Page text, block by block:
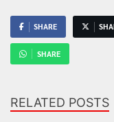
SHARE
SHARE
RELATED POSTS